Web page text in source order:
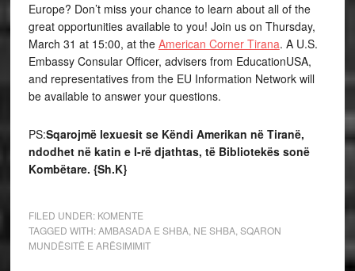
Europe? Don’t miss your chance to learn about all of the
great opportunities available to you! Join us on Thursday,
March 31 at 15:00, at the American Corner Tirana. A U.S.
Embassy Consular Officer, advisers from EducationUSA,
and representatives from the EU Information Network will
be available to answer your questions.
PS:Sqarojmë lexuesit se Këndi Amerikan në Tiranë,
ndodhet në katin e I-rë djathtas, të Bibliotekës sonë
Kombëtare. {Sh.K}
FILED UNDER: KOMENTE
TAGGED WITH:AMBASADA E SHBA, NE SHBA, SQARON
MUNDËSITË E ARËSIMIMIT